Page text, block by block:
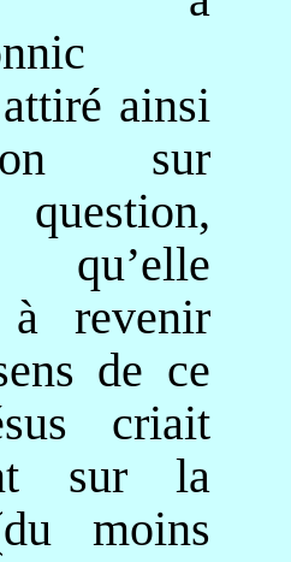
ainsi
sur
qu’elle
à revenir
de ce
criait
sur la
moins